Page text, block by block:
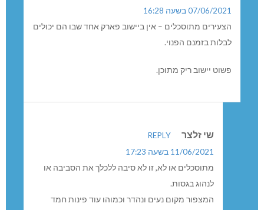
07/06/2021 בשעה 16:28
הצעירים מתוסכלים – אין ביישוב פארק אחד שבו הם יכולים
לבלות בזמנם הפנוי.
פשוט יישוב ריק מתוכן.
שי זלצר
REPLY
11/06/2021 בשעה 17:23
מתוסכלים או לא, זו לא סיבה ללכלך את הסביבה או
לנהוג בגסות.
המצפור מקום נעים ונהדר וכמוהו עוד פינות חמד